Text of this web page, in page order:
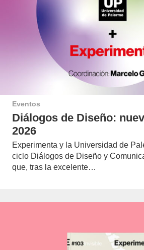
Eventos
Diálogos de Diseño:
2026
Experimenta y la Universidad de
ciclo Diálogos de Diseño y
que, tras la excelente…